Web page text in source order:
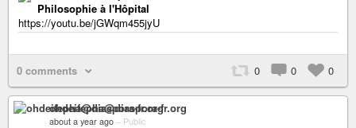
Philosophie à l'Hôpital
https://youtu.be/jGWqm455jyU
0 comments 0 0 0
ohdeifepha@diaspora-fr.org
about a year ago – Public